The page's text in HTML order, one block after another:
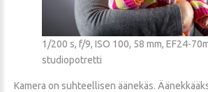
1/200 s, f/9, ISO 100, 58 mm, EF24-
studiopotretti
Kamera on suhteellisen äänekäs.